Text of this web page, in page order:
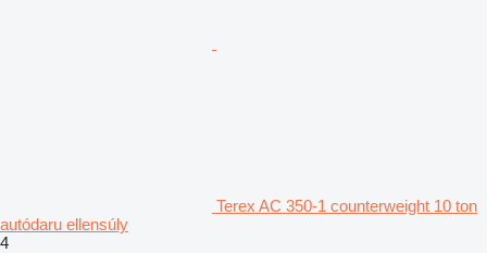
Terex AC 350-1 counterweight 10 ton
autódaru ellensúly
4